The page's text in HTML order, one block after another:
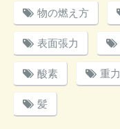
物の燃え方
表面張力
酸素 重力
髪